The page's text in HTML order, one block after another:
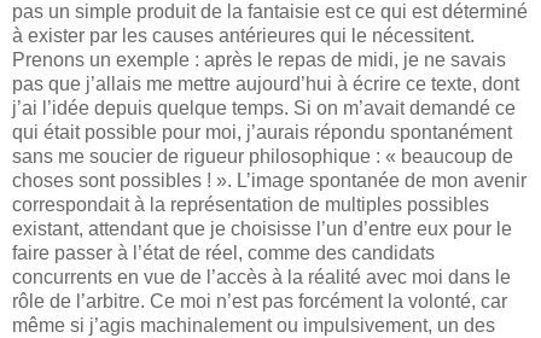
pas un simple produit de la fantaisie est ce qui est déterminé
à exister par les causes antérieures qui le nécessitent.
Prenons un exemple : après le repas de midi, je ne savais
pas que j’allais me mettre aujourd’hui à écrire ce texte, dont
j’ai l’idée depuis quelque temps. Si on m’avait demandé ce
qui était possible pour moi, j’aurais répondu spontanément
sans me soucier de rigueur philosophique : « beaucoup de
choses sont possibles ! ». L’image spontanée de mon avenir
correspondait à la représentation de multiples possibles
existant, attendant que je choisisse l’un d’entre eux pour le
faire passer à l’état de réel, comme des candidats
concurrents en vue de l’accès à la réalité avec moi dans le
rôle de l’arbitre. Ce moi n’est pas forcément la volonté, car
même si j’agis machinalement ou impulsivement, un des